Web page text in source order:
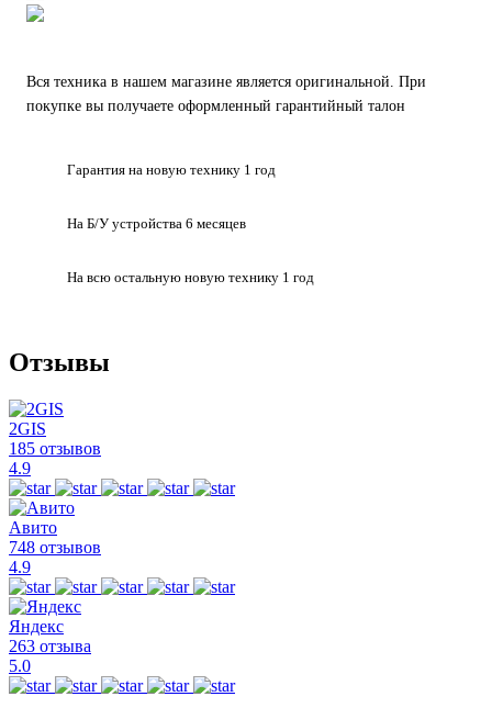
Вся техника в нашем магазине является оригинальной. При
покупке вы получаете оформленный гарантийный талон
Гарантия на новую технику 1 год
На Б/У устройства 6 месяцев
На всю остальную новую технику 1 год
Отзывы
2GIS
185 отзывов
4.9
Авито
748 отзывов
4.9
Яндекс
263 отзыва
5.0